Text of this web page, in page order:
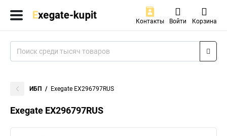
Контакты Войти Корзина
ИБП Exegate EX296797RUS
Exegate EX296797RUS